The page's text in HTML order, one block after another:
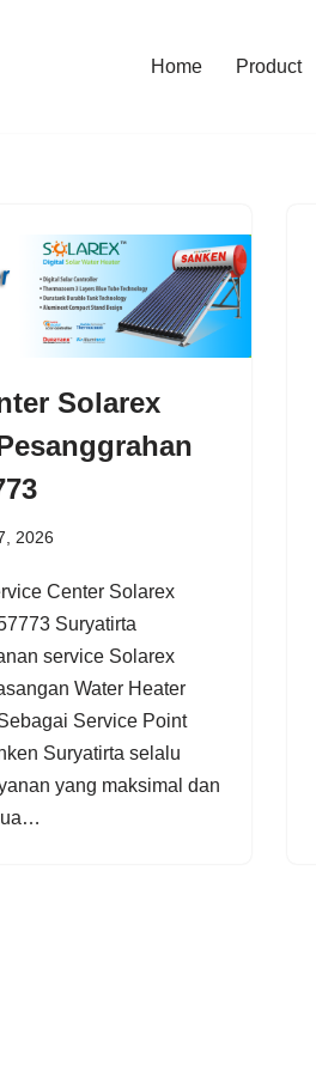
Home Product
Solarex
2026
Center Solarex
Suryatirta
service Solarex
Water Heater
Service Point
Suryatirta selalu
yang maksimal dan